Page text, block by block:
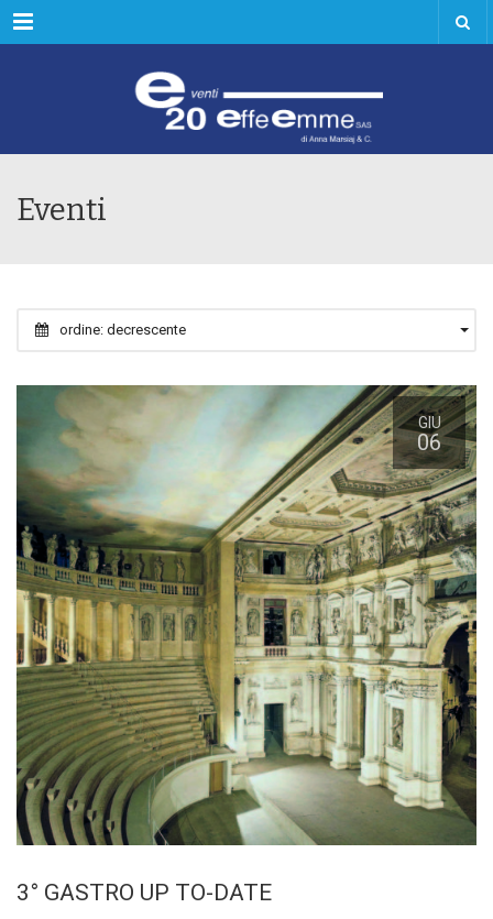
Menu
Eventi
ordine: decrescente
GIU
06
3° GASTRO UP TO-DATE